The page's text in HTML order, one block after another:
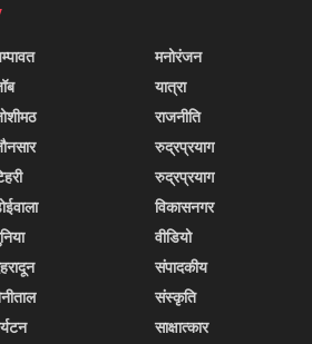
मनोरंजन
यात्रा
राजनीति
रुद्रप्रयाग
रुद्रप्रयाग
विकासनगर
वीडियो
संपादकीय
संस्कृति
साक्षात्कार